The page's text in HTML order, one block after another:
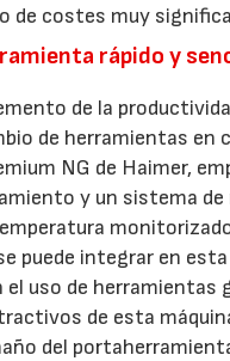
de costes muy
rápido y
de la
de herramientas en
NG de Haimer,
y un sistema
puede integrar en
uso de herramientas
de esta
del